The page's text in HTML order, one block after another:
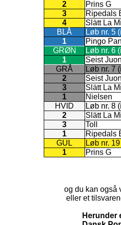
2
Prins G
3
Ripedals
4
Slätt La
BLÅ
Løb nr. 5
1
Pingo Pan
GRØN
Løb nr. 6
1
Seist
GRÅ
Løb nr. 7
2
Seist
3
Slätt La
1
Nielsen
HVID
Løb nr. 8
2
Slätt La
3
Toll
1
Ripedals
GUL
Løb nr.
1
Prins G
og du kan også
eller et
Herunder